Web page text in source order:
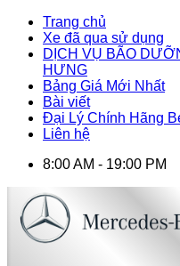
Trang chủ
Xe đã qua sử dụng
DỊCH VỤ BÃO
HƯNG
Bảng Giá Mới Nhất
Bài viết
Đại Lý Chính Hãng
Liên hệ
8:00 AM - 19:00 PM